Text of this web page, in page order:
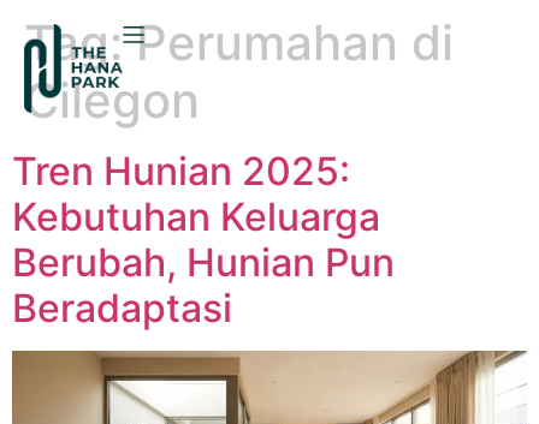
Tag:Perumahan di
Cilegon
Tren Hunian 2025:
Kebutuhan Keluarga
Berubah, Hunian Pun
Beradaptasi